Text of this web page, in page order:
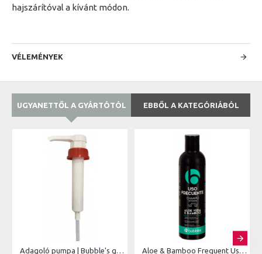
hajszárítóval a kívánt módon.
VÉLEMÉNYEK
UGYANETTŐL A GYÁRTÓTÓL EBBŐL A KATEGÓRIÁBÓL
Adagoló pumpa | Bubble's gallonokhoz Aloe & Bamboo Frequent Use Shampoo | 250ml